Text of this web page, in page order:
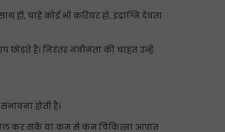
चाहे कोई भी करियर हो, इंद्राग्नि देवता
छोड़ते हैं। निरंतर नवीनता की चाहत उन्हें
होती है।
कर सकें या कम से कम चिकित्सा आपात